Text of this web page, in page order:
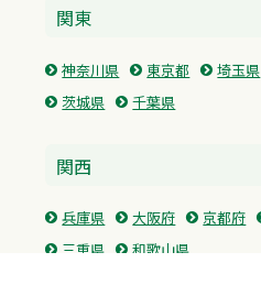
関東
神奈川県 東京都 埼玉県
茨城県
千葉県
関西
兵庫県 大阪府 京都府
三重県
和歌山県